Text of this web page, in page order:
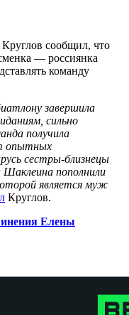
сообщил, что
— россиянка
команду
завершила
сильно
получила
опытных
сестры-близнецы
пополнили
является муж
Круглов.
Елены